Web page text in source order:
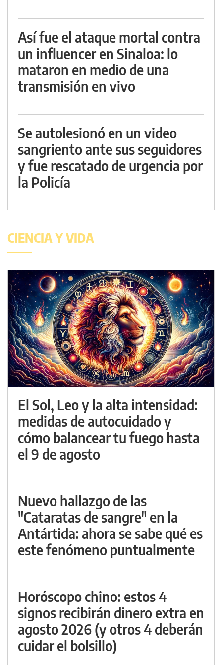
Así fue el ataque mortal contra
un influencer en Sinaloa: lo
mataron en medio de una
transmisión en vivo
Se autolesionó en un video
sangriento ante sus seguidores
y fue rescatado de urgencia por
la Policía
CIENCIA Y VIDA
El Sol, Leo y la alta intensidad:
medidas de autocuidado y
cómo balancear tu fuego hasta
el 9 de agosto
Nuevo hallazgo de las
"Cataratas de sangre" en la
Antártida: ahora se sabe qué es
este fenómeno puntualmente
Horóscopo chino: estos 4
signos recibirán dinero extra en
agosto 2026 (y otros 4 deberán
cuidar el bolsillo)